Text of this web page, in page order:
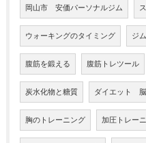
岡山市 安価パーソナルジム
ウォーキングのタイミング ジ
腹筋を鍛える 腹筋トレツール
炭水化物と糖質 ダイエット
胸のトレーニング 加圧トレー